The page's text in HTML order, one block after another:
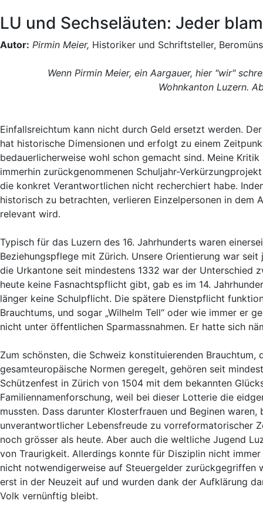
LU und Sechseläuten: Jeder
Autor: Pirmin Meier, Historiker und Schriftsteller,
Wenn Pirmin Meier, ein Aargauer, hier "wir"
Wohnkanton Luzern.
Einfallsreichtum kann nicht durch Geld ersetzt werden.
hat historische Dimensionen und erfolgt zu einem
bedauerlicherweise wohl schon gemacht sind. Meine
immerhin zurückgenommenen Schuljahr-
die konkret Verantwortlichen nicht recherchiert habe.
historisch zu betrachten, verlieren Einzelpersonen in dem
relevant wird.
Typisch für das Luzern des 16. Jahrhunderts waren
Beziehungspflege mit Zürich. Unsere Orientierung war
die Urkantone seit mindestens 1332 war der Unterschied
heute keine Fasnachtspflicht gibt, gab es im 14.
länger keine Schulpflicht. Die spätere Dienstpflicht
Brauchtums, und sogar „Wilhelm Tell“ oder wie immer er
nicht unter öffentlichen Sparmassnahmen. Er hatte sich
Zum schönsten, die Schweiz konstituierenden
gesamteuropäische Normen geregelt, gehören seit
Schützenfest in Zürich von 1504 mit dem bekannten
Familiennamenforschung, weil bei dieser Lotterie die
mussten. Dass darunter Klosterfrauen und Beginen
unverantwortlicher Lebensfreude zu vorreformatorischer
noch grösser als heute. Aber auch die weltliche Jugend
von Traurigkeit. Allerdings konnte für Disziplin nicht
nicht notwendigerweise auf Steuergelder zurückgegriffen
erst in der Neuzeit auf und wurden dank der Aufklärung
Volk vernünftig bleibt.